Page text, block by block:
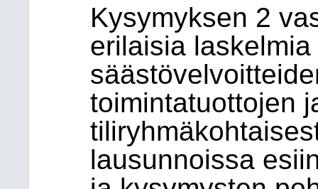
Kysymyksen 2
erilaisia
toimintatuottojen
lausunnoissa